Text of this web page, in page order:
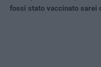
fossi stato vaccinato sarei